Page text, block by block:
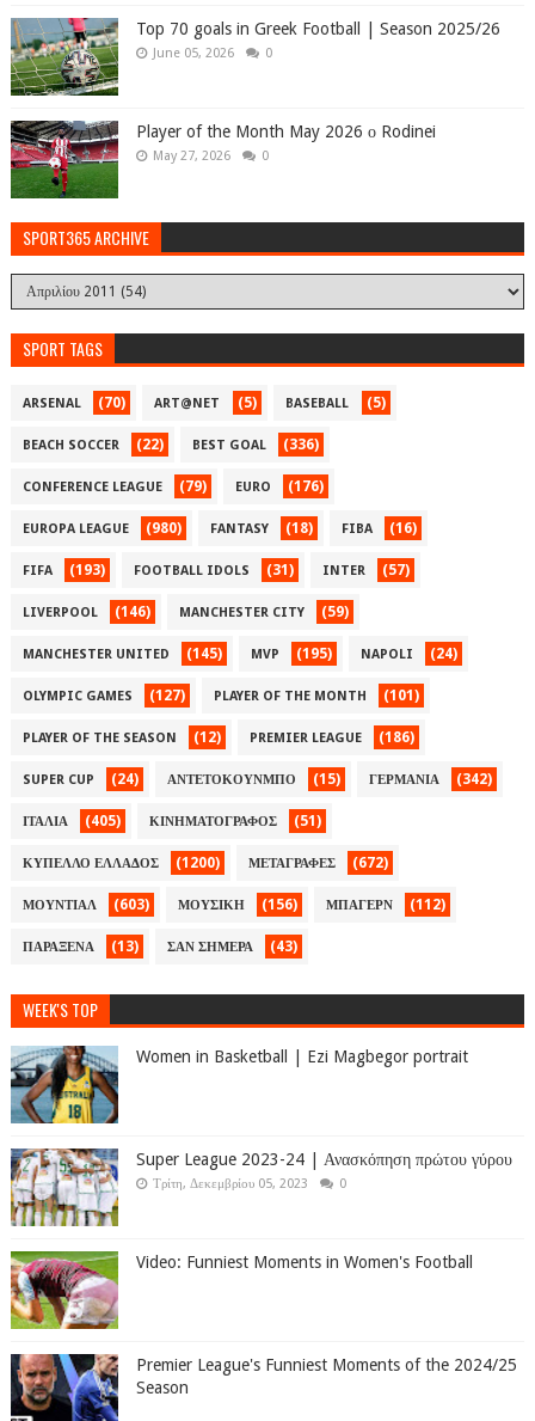
Top 70 goals in Greek Football | Season 2025/26
June 05, 2026 0
Player of the Month May 2026 ο Rodinei
May 27, 2026 0
SPORT365 ARCHIVE
SPORT TAGS
ARSENAL (70) ART@NET (5) BASEBALL (5)
BEACH SOCCER (22) BEST GOAL (336)
CONFERENCE LEAGUE (79) EURO (176)
EUROPA LEAGUE (980) FANTASY (18) FIBA (16)
FIFA (193) FOOTBALL IDOLS (31) INTER (57)
LIVERPOOL (146) MANCHESTER CITY (59)
MANCHESTER UNITED (145) MVP (195) NAPOLI (24)
OLYMPIC GAMES (127) PLAYER OF THE MONTH (101)
PLAYER OF THE SEASON (12) PREMIER LEAGUE (186)
SUPER CUP (24) ΑΝΤΕΤΟΚΟΥΝΜΠΟ (15) ΓΕΡΜΑΝΙΑ (342)
ΙΤΑΛΙΑ (405) ΚΙΝΗΜΑΤΟΓΡΑΦΟΣ (51)
ΚΥΠΕΛΛΟ ΕΛΛΑΔΟΣ (1200) ΜΕΤΑΓΡΑΦΕΣ (672)
ΜΟΥΝΤΙΑΛ (603) ΜΟΥΣΙΚΗ (156) ΜΠΑΓΕΡΝ (112)
ΠΑΡΑΞΕΝΑ (13) ΣΑΝ ΣΗΜΕΡΑ (43)
WEEK'S TOP
Women in Basketball | Ezi Magbegor portrait
Super League 2023-24 | Ανασκόπηση πρώτου γύρου
Τρίτη, Δεκεμβρίου 05, 2023 0
Video: Funniest Moments in Women's Football
Premier League's Funniest Moments of the 2024/25
Season